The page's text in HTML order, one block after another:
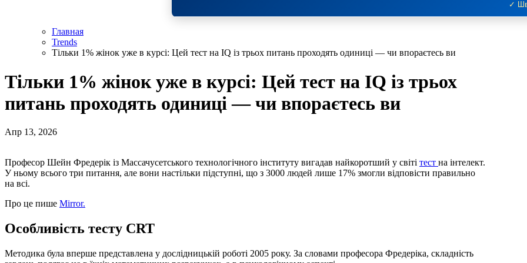
✓
Главная
Trends
Тільки 1% жінок уже в курсі: Цей тест на IQ із трьох питань проходять одиниці — чи впораєтесь ви
Тільки 1% жінок уже в курсі: Цей тест на IQ із трьох
питань проходять одиниці — чи впораєтесь ви
Апр 13, 2026
Професор Шейн Фредерік із Массачусетського технологічного інституту вигадав найкоротший у світі тест на інтелект.
У ньому всього три питання, але вони настільки підступні, що з 3000 людей лише 17% змогли відповісти правильно
на всі.
Про це пише Mirror.
Особливість тесту CRT
Методика була вперше представлена у дослідницькій роботі 2005 року. За словами професора Фредеріка, складність